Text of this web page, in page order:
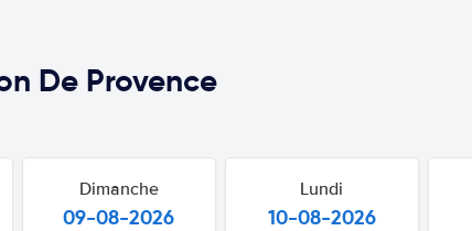
De Provence
Dimanche
09-08-2026
Lundi
10-08-2026